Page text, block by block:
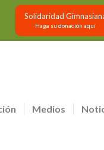
Solidaridad
Haga su donación aquí
Medios